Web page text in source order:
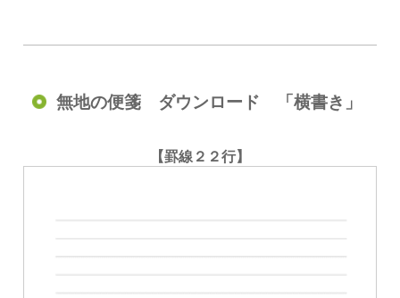
無地の便箋 ダウンロード 「横書き」
【罫線２２行】